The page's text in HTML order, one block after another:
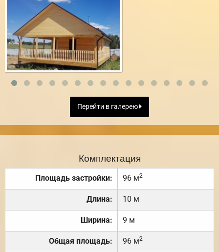
Перейти в галерею
Комплектация
Площадь застройки: 96 м2
Длина: 10 м
Ширина: 9 м
Общая площадь: 96 м2